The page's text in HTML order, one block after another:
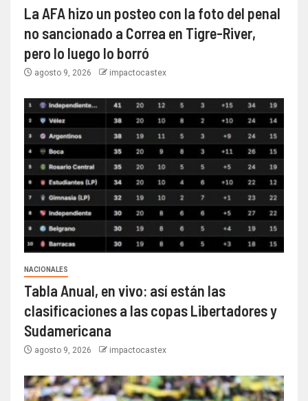
La AFA hizo un posteo con la foto del penal
no sancionado a Correa en Tigre-River,
pero lo luego lo borró
agosto 9, 2026 impactocastex
NACIONALES
Tabla Anual, en vivo: así están las
clasificaciones a las copas Libertadores y
Sudamericana
agosto 9, 2026 impactocastex